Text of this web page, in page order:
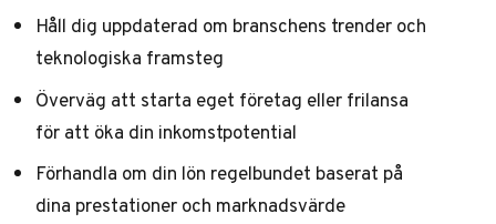
Håll dig uppdaterad om branschens trender och
teknologiska framsteg
Överväg att starta eget företag eller frilansa
för att öka din inkomstpotential
Förhandla om din lön regelbundet baserat på
dina prestationer och marknadsvärde